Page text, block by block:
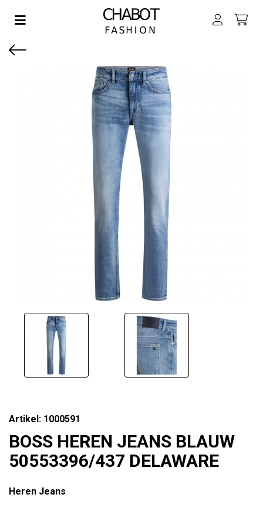
SUBMENU (DAMES)
SUBMENU (HEREN)
SUBMENU (JONGENS)
SUBMENU (MEISJES)
Toggle navigation
Artikel: 1000591
BOSS HEREN JEANS BLAUW
50553396/437 DELAWARE
Heren Jeans